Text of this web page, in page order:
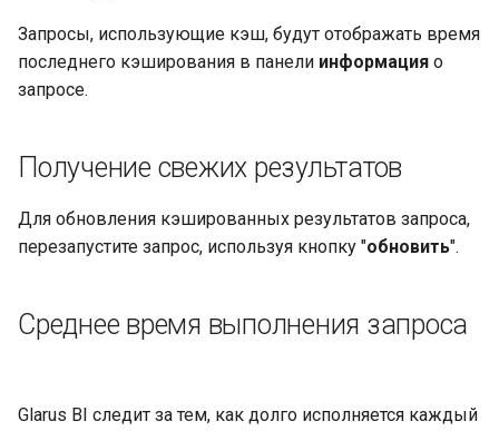
Запросы, использующие кэш, будут отображать время
последнего кэширования в панели информация о
запросе.
Получение свежих результатов
Для обновления кэшированных результатов запроса,
перезапустите запрос, используя кнопку "обновить".
Среднее время выполнения запроса
Glarus BI следит за тем, как долго исполняется каждый